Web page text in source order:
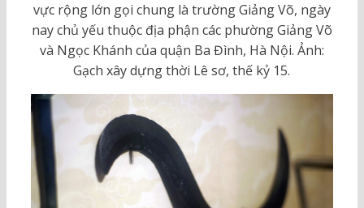
vực rộng lớn gọi chung là trường Giảng Võ, ngày
nay chủ yếu thuộc địa phận các phường Giảng Võ
và Ngọc Khánh của quận Ba Đình, Hà Nội. Ảnh:
Gạch xây dựng thời Lê sơ, thế kỷ 15.